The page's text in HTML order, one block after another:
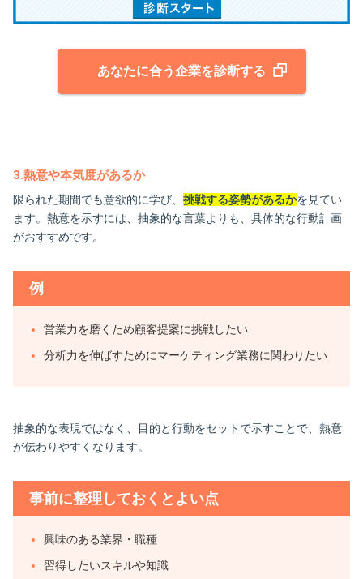
あなたに合う企業を診断する
3.熱意や本気度があるか
限られた期間でも意欲的に学び、 挑戦する姿勢があるかを見てい
ます。熱意を示すには、抽象的な言葉よりも、具体的な行動計画
がおすすめです。
例
営業力を磨くため顧客提案に挑戦したい
分析力を伸ばすためにマーケティング業務に関わりたい
抽象的な表現ではなく、目的と行動をセットで示すことで、熱意
が伝わりやすくなります。
事前に整理しておくとよい点
興味のある業界・職種
習得したいスキルや知識